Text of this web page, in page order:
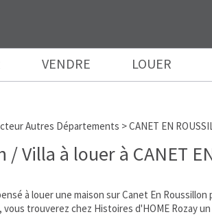
VENDRE LOUER
Autres Départements >CANET EN
/ Villa à louer à CANET
à louer une maison sur Canet En
trouverez chez Histoires d'HOME Rozay